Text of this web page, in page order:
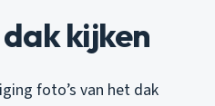
kijken
foto’s van het dak